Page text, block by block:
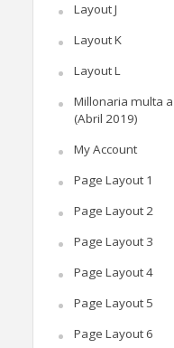
Layout J
Layout K
Layout L
Millonaria multa
(Abril 2019)
My Account
Page Layout 1
Page Layout 2
Page Layout 3
Page Layout 4
Page Layout 5
Page Layout 6